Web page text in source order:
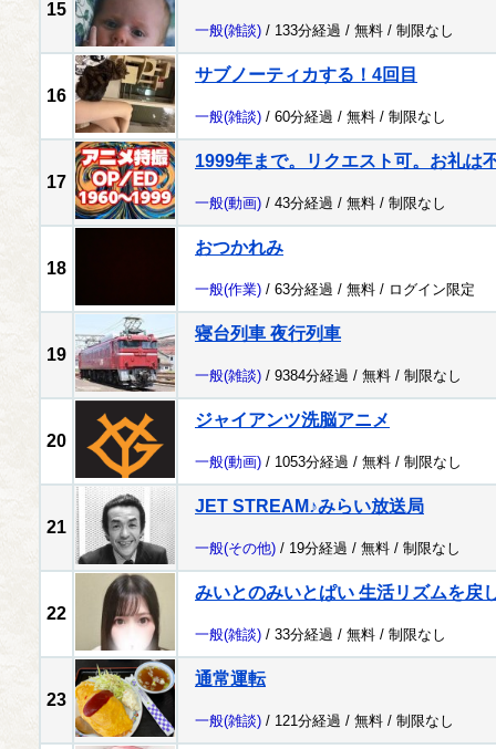
15
一般(雑談) / 133分経過 / 無料 / 制限なし
16
サブノーティカする！4回目
一般(雑談) / 60分経過 / 無料 / 制限なし
17
1999年まで。リクエスト可。お礼は
一般(動画) / 43分経過 / 無料 / 制限なし
18
おつかれみ
一般(作業) / 63分経過 / 無料 / ログイン限定
19
寝台列車 夜行列車
一般(雑談) / 9384分経過 / 無料 / 制限なし
20
ジャイアンツ洗脳アニメ
一般(動画) / 1053分経過 / 無料 / 制限なし
21
JET STREAM♪みらい放送局
一般(その他) / 19分経過 / 無料 / 制限なし
22
みいとのみいとぱい 生活リズムを戻
一般(雑談) / 33分経過 / 無料 / 制限なし
23
通常運転
一般(雑談) / 121分経過 / 無料 / 制限なし